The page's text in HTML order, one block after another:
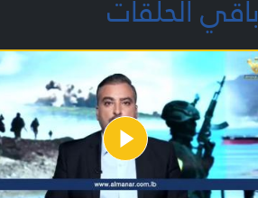
باقي الحلقات